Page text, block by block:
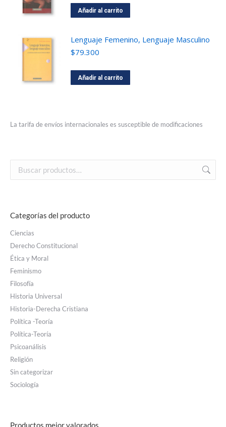
Añadir al carrito
Lenguaje Femenino, Lenguaje Masculino
$79.300
Añadir al carrito
La tarifa de envíos internacionales es susceptible de modificaciones
Categorías del producto
Ciencias
Derecho Constitucional
Ética y Moral
Feminismo
Filosofía
Historia Universal
Historia-Derecha Cristiana
Política -Teoría
Política-Teoría
Psicoanálisis
Religión
Sin categorizar
Sociología
Productos mejor valorados